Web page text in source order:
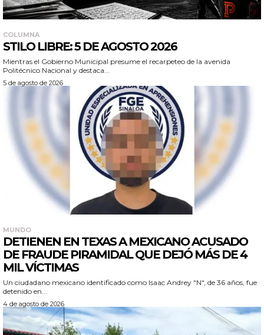
COLUMNA
STILO LIBRE: 5 DE AGOSTO 2026
Mientras el Gobierno Municipal presume el recarpeteo de la avenida
Politécnico Nacional y destaca...
5 de agosto de 2026
MUNDO
DETIENEN EN TEXAS A MEXICANO ACUSADO
DE FRAUDE PIRAMIDAL QUE DEJÓ MÁS DE 4
MIL VÍCTIMAS
Un ciudadano mexicano identificado como Isaac Andrey "N", de 36 años, fue
detenido en...
4 de agosto de 2026